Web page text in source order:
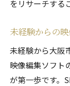
をリサーチする
未経験からの
未経験から大阪
映像編集ソフト
が第一歩です。